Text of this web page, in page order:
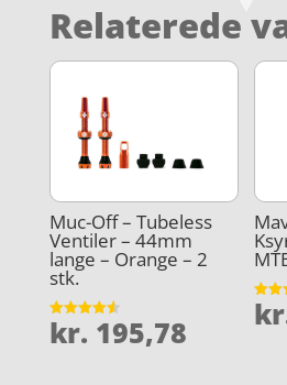
Relaterede
Muc-Off – Tubeless
Ventiler – 44mm
lange – Orange – 2
stk.
Vurderet
4.6
kr. 195,78
4.5